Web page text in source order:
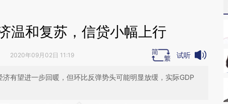
温和复苏，信贷小幅上行
2020年09月02日 11:19 试听
有望进一步回暖，但环比反弹势头可能明显放缓，实际GDP